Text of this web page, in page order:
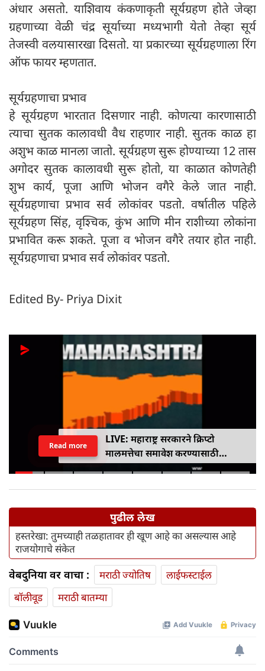
अंधार असतो. याशिवाय कंकणाकृती सूर्यग्रहण होते जेव्हा
ग्रहणाच्या वेळी चंद्र सूर्याच्या मध्यभागी येतो तेव्हा सूर्य
तेजस्वी वलयासारखा दिसतो. या प्रकारच्या सूर्यग्रहणाला रिंग
ऑफ फायर म्हणतात.
सूर्यग्रहणाचा प्रभाव
हे सूर्यग्रहण भारतात दिसणार नाही. कोणत्या कारणासाठी
त्याचा सुतक कालावधी वैध राहणार नाही. सुतक काळ हा
अशुभ काळ मानला जातो. सूर्यग्रहण सुरू होण्याच्या 12 तास
अगोदर सुतक कालावधी सुरू होतो, या काळात कोणतेही
शुभ कार्य, पूजा आणि भोजन वगैरे केले जात नाही.
सूर्यग्रहणाचा प्रभाव सर्व लोकांवर पडतो. वर्षातील पहिले
सूर्यग्रहण सिंह, वृश्चिक, कुंभ आणि मीन राशीच्या लोकांना
प्रभावित करू शकते. पूजा व भोजन वगैरे तयार होत नाही.
सूर्यग्रहणाचा प्रभाव सर्व लोकांवर पडतो.
Edited By- Priya Dixit
LIVE: महाराष्ट्र सरकारने क्रिप्टो
मालमत्तेचा समावेश करण्यासाठी
एमपीआयडी कायद्यात दुरुस्ती केली
Read more
पुढील लेख
हस्तरेखा: तुमच्याही तळहातावर ही खूण आहे का असल्यास आहे
राजयोगाचे संकेत
वेबदुनिया वर वाचा : मराठी ज्योतिष
लाईफस्टाईल
बॉलीवूड
मराठी बातम्या